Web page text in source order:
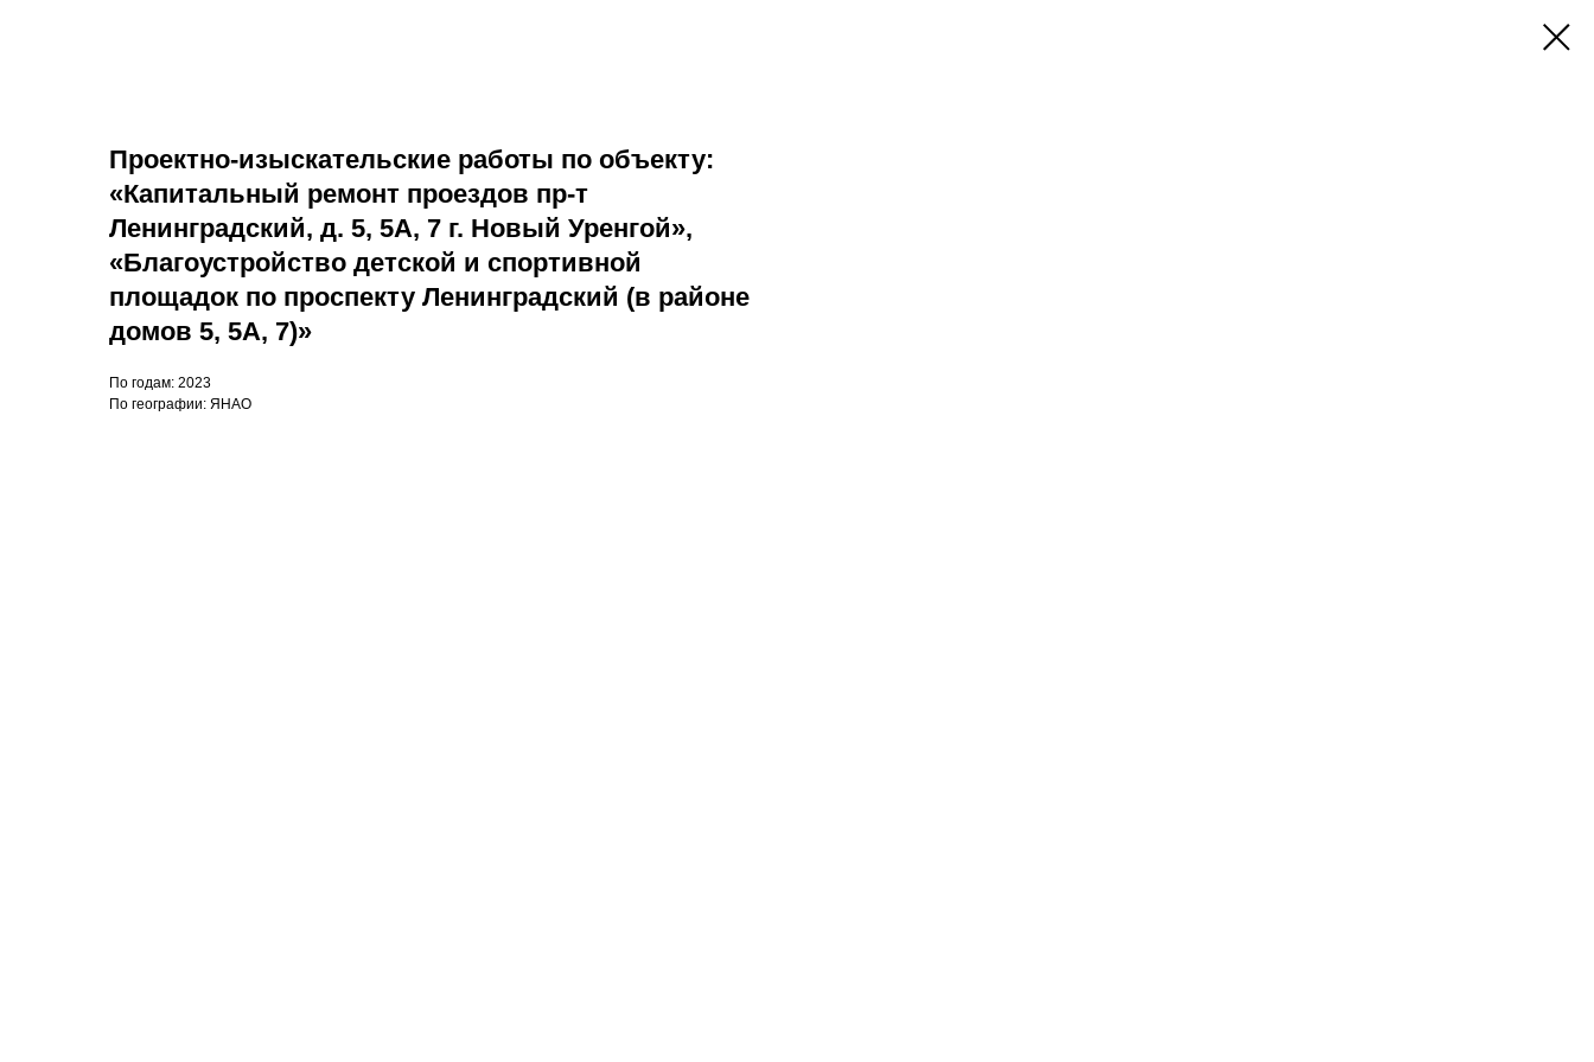
П роектно-изыскательские работы по объекту:
«Капитальный ремонт проездов пр-т
Ленинградский, д. 5, 5А, 7 г. Новый Уренгой»,
«Благоустройство детской и спортивной
площадок по проспекту Ленинградский (в районе
домов 5, 5А, 7)»
По годам: 2023
По географии: ЯНАО